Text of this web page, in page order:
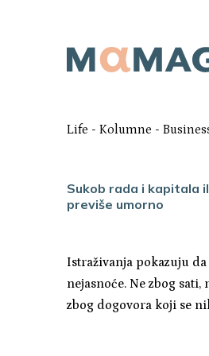
Life - Kolumne -
Sukob rada i kapitala
previše umorno
Istraživanja pokazuju
nejasnoće. Ne zbog
zbog dogovora koji se